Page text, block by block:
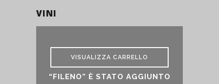
VINI
VISUALIZZA CARRELLO
“FILENO” È STATO AGGIUNTO